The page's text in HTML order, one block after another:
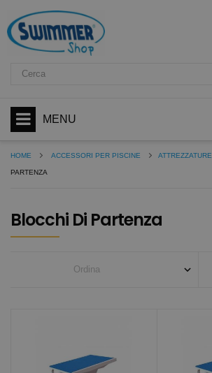
MENU
HOME ACCESSORI PER PISCINE ATTREZZATURE
PARTENZA
Blocchi Di Partenza